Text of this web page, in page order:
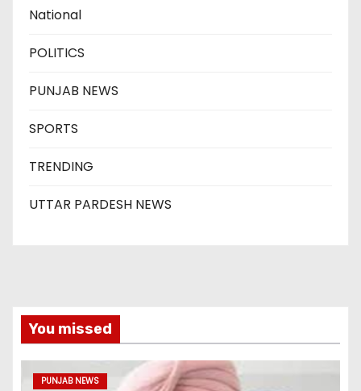
National
POLITICS
PUNJAB NEWS
SPORTS
TRENDING
UTTAR PARDESH NEWS
You missed
PUNJAB NEWS